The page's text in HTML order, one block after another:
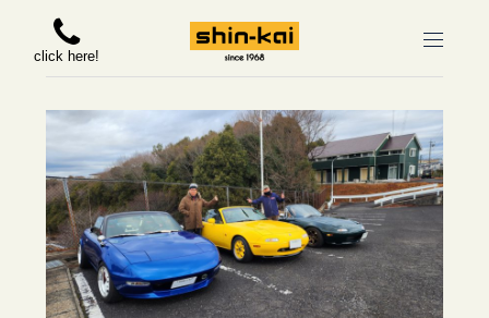
click here!